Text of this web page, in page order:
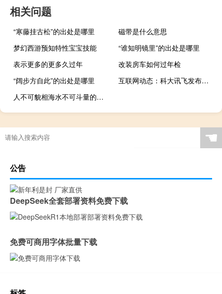
相关问题
“寒藤挂古松”的出处是哪里
磁带是什么意思
梦幻西游预知特性宝宝技能
“谁知明镜里”的出处是哪里
表示更多的更多久过年
改装房车如何过年检
“阔步方自此”的出处是哪里
互联网动态：科大讯飞发布前三季度财报：营收72.84亿元，同比增长10.82%
人不可貌相海水不可斗量的意思解释的意思
☚
公告
DeepSeek全套部署资料免费下载
免费可商用字体批量下载